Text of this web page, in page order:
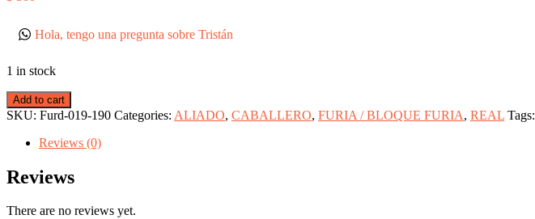
Hola, tengo una pregunta sobre Tristán
1 in stock
Add to cart
SKU: Furd-019-190 Categories: ALIADO, CABALLERO, FURIA / BLOQUE FURIA, REAL Tags:
Reviews (0)
Reviews
There are no reviews yet.